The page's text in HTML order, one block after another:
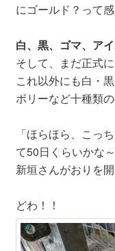
にゴールド？って
白、黒、ゴマ、ア
そして、まだ正式
これ以外にも白・
ボリーなど十種類
「ほらほら、こっ
て50日くらいかな～
新垣さんがおりを
どわ！！